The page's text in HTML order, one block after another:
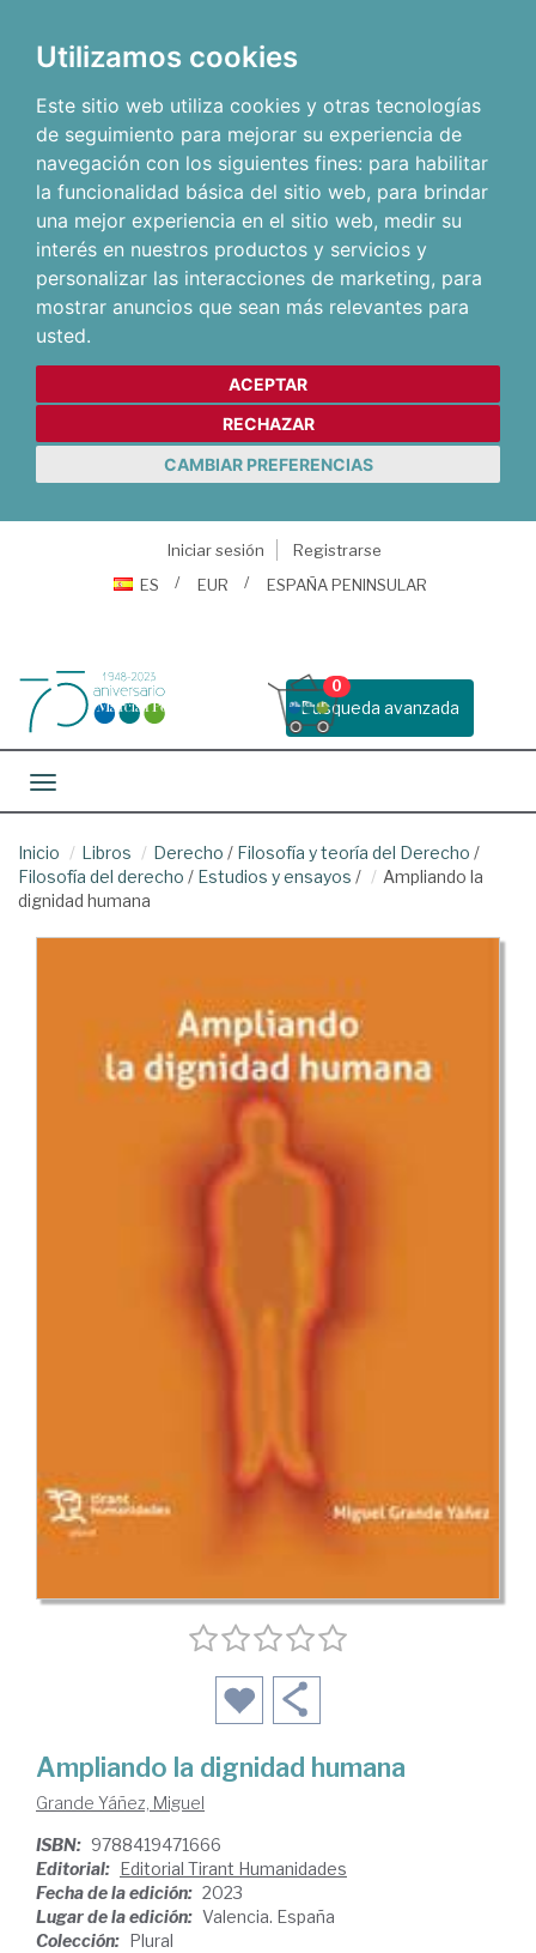
Utilizamos cookies
Este sitio web utiliza cookies y otras tecnologías
de seguimiento para mejorar su experiencia de
navegación con los siguientes fines: para habilitar
la funcionalidad básica del sitio web, para brindar
una mejor experiencia en el sitio web, medir su
interés en nuestros productos y servicios y
personalizar las interacciones de marketing, para
mostrar anuncios que sean más relevantes para
usted.
ACEPTAR
RECHAZAR
CAMBIAR PREFERENCIAS
Iniciar sesión
Registrarse
ES
EUR ESPAÑA PENINSULAR
Busqueda avanzada
0
Toggle navigation
Inicio Libros Derecho / Filosofía y teoría del Derecho /
Filosofía del derecho / Estudios y ensayos /
Ampliando la
dignidad humana
Ampliando la dignidad humana
Grande Yáñez, Miguel
ISBN: 9788419471666
Editorial: Editorial Tirant Humanidades
Fecha de la edición: 2023
Lugar de la edición: Valencia. España
Colección: Plural